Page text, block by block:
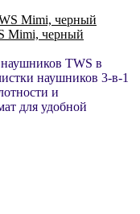
Mimi, черный
TWS в
наушников 3-в-1
и
для удобной